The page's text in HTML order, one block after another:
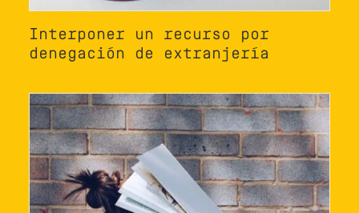
Interponer un recurso por
denegación de extranjería